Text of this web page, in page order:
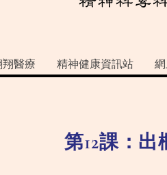
翔醫療 精神健康資訊站
第12課：出